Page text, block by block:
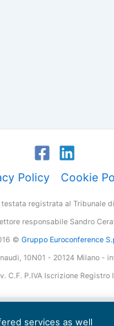
Policy Cookie
testata registrata al Tribunale
responsabile Sandro
© Gruppo Euroconference
10N01 - 20124 Milano -
C.F. P.IVA Iscrizione Registro
services as well